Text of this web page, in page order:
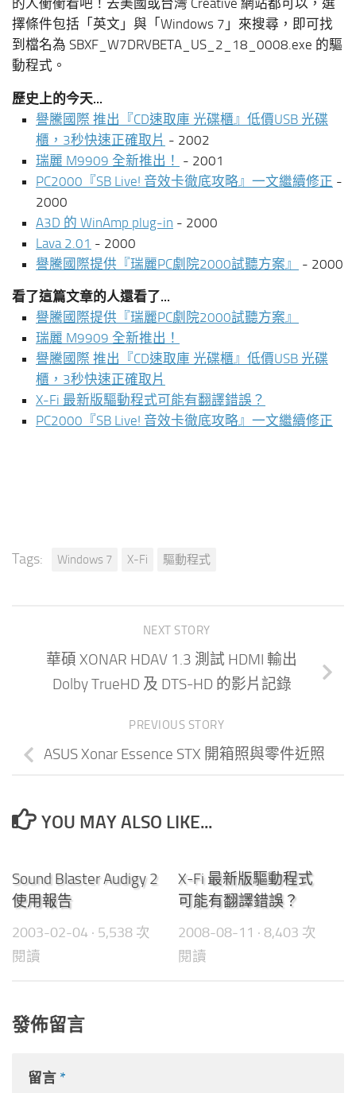
擇條件包括「英文」與「Windows 7」來搜尋，即可找
到檔名為 SBXF_W7DRVBETA_US_2_18_0008.exe 的驅
動程式。
歷史上的今天...
譽騰國際 推出『CD速取庫 光碟櫃』低價USB 光碟
櫃，3秒快速正確取片 - 2002
瑞麗 M9909 全新推出！ - 2001
PC2000『SB Live! 音效卡徹底攻略』一文繼續修正 -
2000
A3D 的 WinAmp plug-in - 2000
Lava 2.01 - 2000
譽騰國際提供『瑞麗PC劇院2000試聽方案』
- 2000
看了這篇文章的人還看了...
譽騰國際提供『瑞麗PC劇院2000試聽方案』
瑞麗 M9909 全新推出！
譽騰國際 推出『CD速取庫 光碟櫃』低價USB 光碟
櫃，3秒快速正確取片
X-Fi 最新版驅動程式可能有翻譯錯誤？
PC2000『SB Live! 音效卡徹底攻略』一文繼續修正
Tags: Windows 7 X-Fi 驅動程式
NEXT STORY
華碩 XONAR HDAV 1.3 測試 HDMI 輸出
Dolby TrueHD 及 DTS-HD 的影片記錄
PREVIOUS STORY
ASUS Xonar Essence STX 開箱照與零件近照
YOU MAY ALSO LIKE...
Sound Blaster Audigy 2
使用報告
2003-02-04 · 5,538 次
閱讀
X-Fi 最新版驅動程式
可能有翻譯錯誤？
2008-08-11 · 8,403 次
閱讀
發佈留言
留言 *